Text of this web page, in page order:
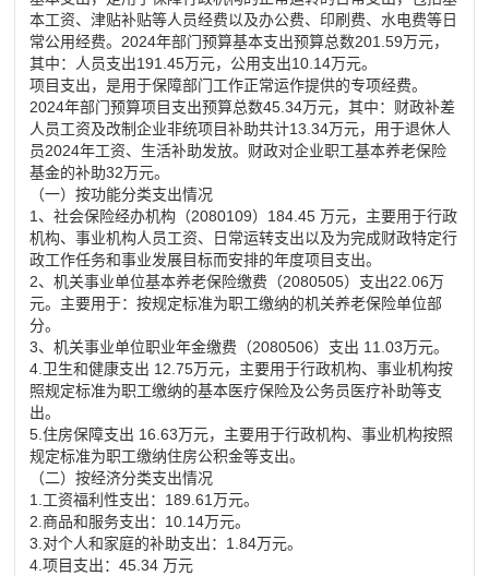
本工资、津贴补贴等人员经费以及办公费、印刷费、水电费等日
常公用经费。2024年部门预算基本支出预算总数201.59万元，
其中：人员支出191.45万元，公用支出10.14万元。
项目支出，是用于保障部门工作正常运作提供的专项经费。
2024年部门预算项目支出预算总数45.34万元，其中：财政补差
人员工资及改制企业非统项目补助共计13.34万元，用于退休人
员2024年工资、生活补助发放。财政对企业职工基本养老保险
基金的补助32万元。
（一）按功能分类支出情况
1、社会保险经办机构（2080109）184.45 万元，主要用于行政
机构、事业机构人员工资、日常运转支出以及为完成财政特定行
政工作任务和事业发展目标而安排的年度项目支出。
2、机关事业单位基本养老保险缴费（2080505）支出22.06万
元。主要用于：按规定标准为职工缴纳的机关养老保险单位部
分。
3、机关事业单位职业年金缴费（2080506）支出 11.03万元。
4.卫生和健康支出 12.75万元，主要用于行政机构、事业机构按
照规定标准为职工缴纳的基本医疗保险及公务员医疗补助等支
出。
5.住房保障支出 16.63万元，主要用于行政机构、事业机构按照
规定标准为职工缴纳住房公积金等支出。
（二）按经济分类支出情况
1.工资福利性支出：189.61万元。
2.商品和服务支出：10.14万元。
3.对个人和家庭的补助支出：1.84万元。
4.项目支出：45.34 万元